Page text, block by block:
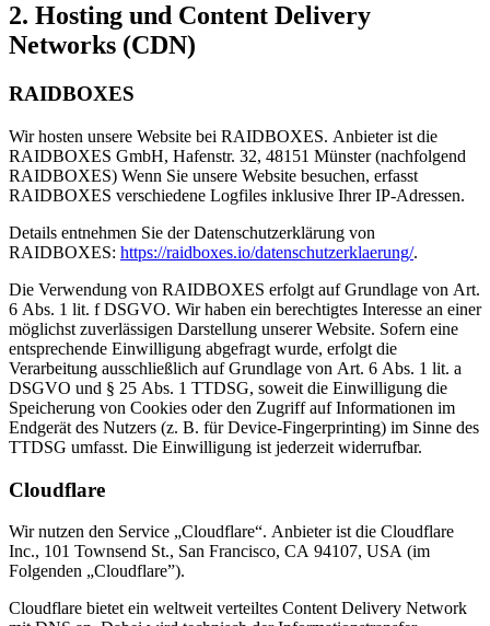
2. Hosting und Content Delivery
Networks (CDN)
RAIDBOXES
Wir hosten unsere Website bei RAIDBOXES. Anbieter ist die
RAIDBOXES GmbH, Hafenstr. 32, 48151 Münster (nachfolgend
RAIDBOXES) Wenn Sie unsere Website besuchen, erfasst
RAIDBOXES verschiedene Logfiles inklusive Ihrer IP-Adressen.
Details entnehmen Sie der Datenschutzerklärung von
RAIDBOXES: https://raidboxes.io/datenschutzerklaerung/.
Die Verwendung von RAIDBOXES erfolgt auf Grundlage von Art.
6 Abs. 1 lit. f DSGVO. Wir haben ein berechtigtes Interesse an einer
möglichst zuverlässigen Darstellung unserer Website. Sofern eine
entsprechende Einwilligung abgefragt wurde, erfolgt die
Verarbeitung ausschließlich auf Grundlage von Art. 6 Abs. 1 lit. a
DSGVO und § 25 Abs. 1 TTDSG, soweit die Einwilligung die
Speicherung von Cookies oder den Zugriff auf Informationen im
Endgerät des Nutzers (z. B. für Device-Fingerprinting) im Sinne des
TTDSG umfasst. Die Einwilligung ist jederzeit widerrufbar.
Cloudflare
Wir nutzen den Service „Cloudflare“. Anbieter ist die Cloudflare
Inc., 101 Townsend St., San Francisco, CA 94107, USA (im
Folgenden „Cloudflare”).
Cloudflare bietet ein weltweit verteiltes Content Delivery Network